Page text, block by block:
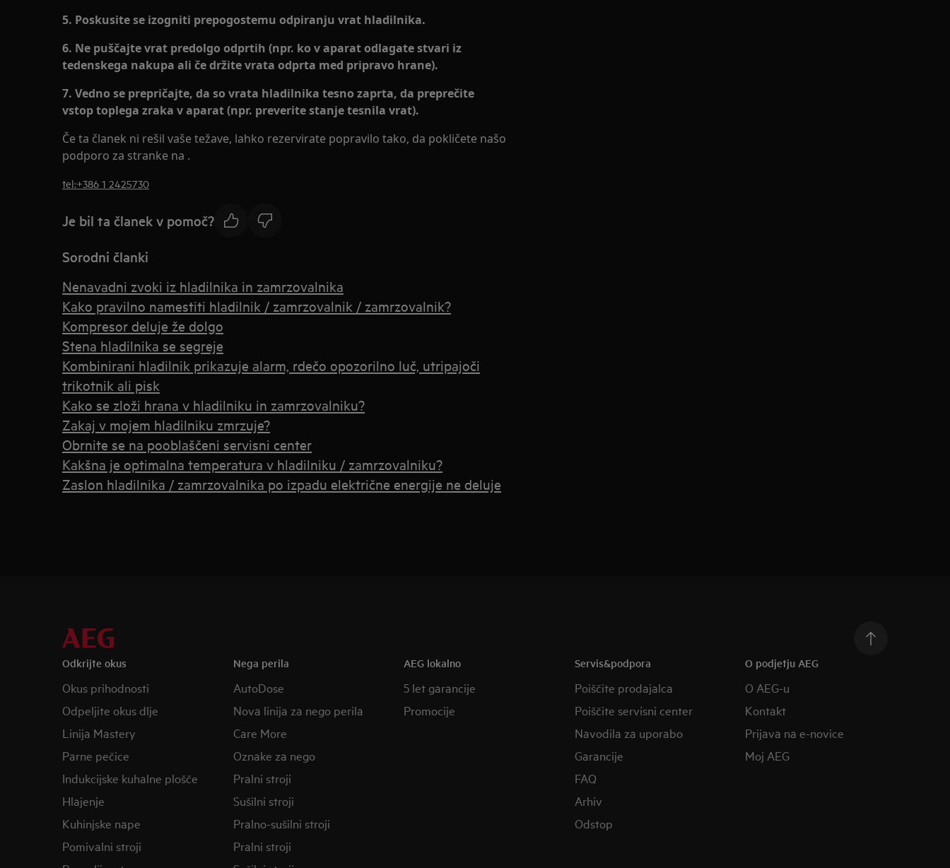
5. Poskusite se izogniti prepogostemu odpiranju vrat hladilnika.
6. Ne puščajte vrat predolgo odprtih (npr. ko v aparat odlagate stvari iz
tedenskega nakupa ali če držite vrata odprta med pripravo hrane).
7. Vedno se prepričajte, da so vrata hladilnika tesno zaprta, da preprečite
vstop toplega zraka v aparat (npr. preverite stanje tesnila vrat).
Če ta članek ni rešil vaše težave, lahko rezervirate popravilo tako, da pokličete našo
podporo za stranke na .
tel:+386 1 2425730
Je bil ta članek v pomoč?
Sorodni članki
Nenavadni zvoki iz hladilnika in zamrzovalnika
Kako pravilno namestiti hladilnik / zamrzovalnik / zamrzovalnik?
Kompresor deluje že dolgo
Stena hladilnika se segreje
Kombinirani hladilnik prikazuje alarm, rdečo opozorilno luč, utripajoči
trikotnik ali pisk
Kako se zloži hrana v hladilniku in zamrzovalniku?
Zakaj v mojem hladilniku zmrzuje?
Obrnite se na pooblaščeni servisni center
Kakšna je optimalna temperatura v hladilniku / zamrzovalniku?
Zaslon hladilnika / zamrzovalnika po izpadu električne energije ne deluje
Odkrijte okus
Okus prihodnosti
Odpeljite okus dlje
Linija Mastery
Parne pečice
Indukcijske kuhalne plošče
Hlajenje
Kuhinjske nape
Pomivalni stroji
Nega perila
AutoDose
Nova linija za nego perila
Care More
Oznake za nego
Pralni stroji
Sušilni stroji
Pralno-sušilni stroji
Pralni stroji
AEG lokalno
5 let garancije
Promocije
Servis&podpora
Poiščite prodajalca
Poiščite servisni center
Navodila za uporabo
Garancije
FAQ
Arhiv
Odstop
O podjetju AEG
O AEG-u
Kontakt
Prijava na e-novice
Moj AEG